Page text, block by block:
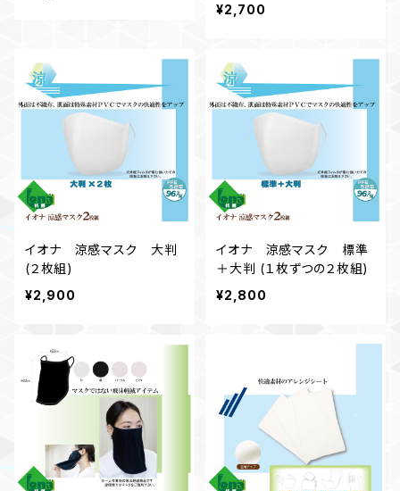
¥2,700
イオナ 涼感マスク 大判
(２枚組)
¥2,900
イオナ 涼感マスク 標準
＋大判 (１枚ずつの２枚組)
¥2,800